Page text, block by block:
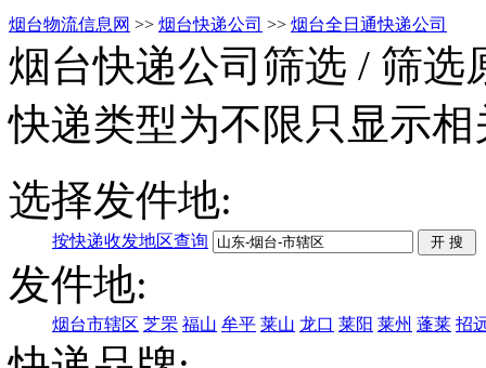
烟台物流信息网 >> 烟台快递公司 >> 烟台全日通快递公司
烟台快递公司筛选 / 筛选
快递类型为不限只显示
选择发件地:
按快递收发地区查询
发件地:
烟台市辖区 芝罘 福山 牟平 莱山 龙口 莱阳 莱州 蓬莱 招